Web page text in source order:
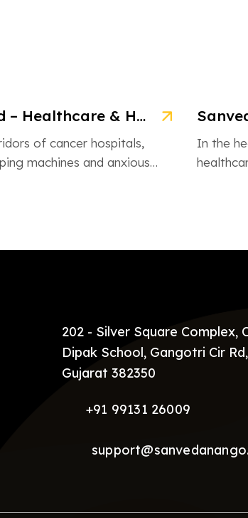
Wish to Child – Healthcare & Hope for Cancer Kids in Gujarat
of cancer hospitals,
machines and anxious
In the
202 - Silver Square Complex,
Dipak School, Gangotri Cir
Gujarat 382350
+91 99131 26009